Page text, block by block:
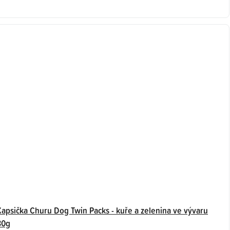
Churu Dog Twin Packs - kuře a zelenina ve vývaru